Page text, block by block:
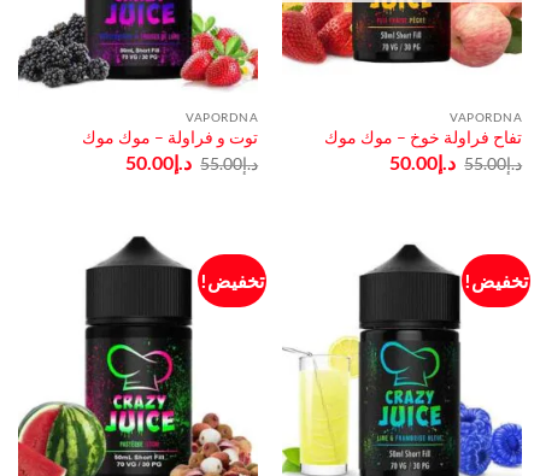
VAPORDNA
تفاح فراولة خوخ – موك موك
د.إ55.00 السعر
الأصلي
د.إ50.00السعر
الحالي
VAPORDNA
توت و فراولة – موك موك
د.إ55.00 السعر
الأصلي
د.إ50.00السعر
الحالي
تخفيض! تخفيض!